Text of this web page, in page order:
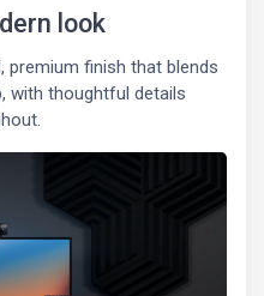
look
premium finish that blends
with thoughtful details